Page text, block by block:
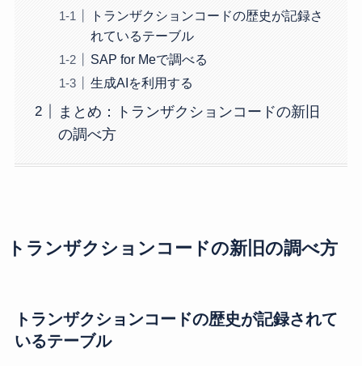
トランザクションコードの歴史が記録さ
れているテーブル
SAP for Meで調べる
生成AIを利用する
まとめ：トランザクションコードの新旧
の調べ方
トランザクションコードの新旧の調べ方
トランザクションコードの歴史が記録されて
いるテーブル